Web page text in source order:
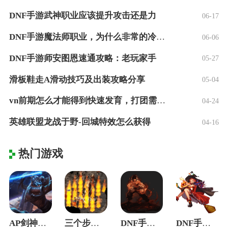
DNF手游武神职业应该提升攻击还是力 06-17
DNF手游魔法师职业，为什么非常的冷门？ 06-06
DNF手游师安图恩速通攻略：老玩家手 05-27
滑板鞋走A滑动技巧及出装攻略分享 05-04
vn前期怎么才能得到快速发育，打团需要注 04-24
英雄联盟龙战于野-回城特效怎么获得 04-16
热门游戏
AP剑神强势归来，当年的青春找回日记？ 三个步骤教会你快速上手诺手，解锁你的上单 DNF手游武神职业应该提升攻击还是力 DNF手游魔法师职业，为什么非常的冷门？